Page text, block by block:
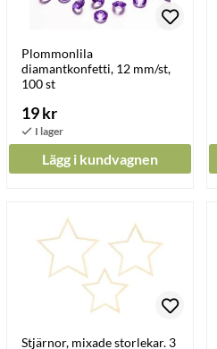
Plommonlila
diamantkonfetti, 12 mm/st,
100 st
19 kr
Lägg i kundvagnen
Stjärnor, mixade storlekar. 3